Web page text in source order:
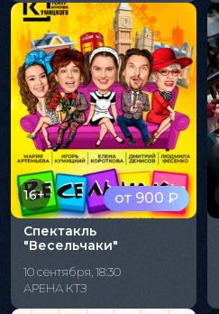
от 900 ₽
16+
Спектакль
"Весельчаки"
10 сентября, 18:30
АРЕНА КТЗ